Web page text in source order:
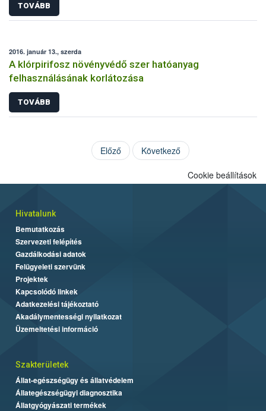
TOVÁBB
2016. január 13., szerda
A klórpirifosz növényvédő szer hatóanyag
felhasználásának korlátozása
TOVÁBB
Előző Következő
Cookie beállítások
Hivatalunk
Bemutatkozás
Szervezeti felépítés
Gazdálkodási adatok
Felügyeleti szervünk
Projektek
Kapcsolódó linkek
Adatkezelési tájékoztató
Akadálymentességi nyilatkozat
Üzemeltetési információ
Szakterületek
Állat-egészségügy és állatvédelem
Állategészségügyi diagnosztika
Állatgyógyászati termékek